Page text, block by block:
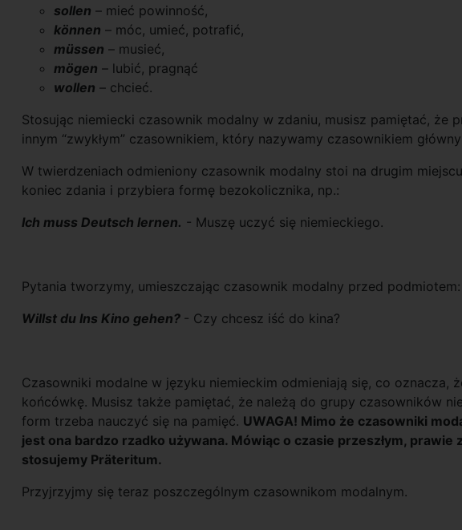
sollen – mieć powinność,
können – móc, umieć, potrafić,
müssen – musieć,
mögen – lubić, pragnąć
wollen – chcieć.
Stosując niemiecki czasownik modalny w zdaniu, musisz pamiętać, że
innym “zwykłym” czasownikiem, który nazywamy czasownikiem
W twierdzeniach odmieniony czasownik modalny stoi na drugim
koniec zdania i przybiera formę bezokolicznika, np.:
Ich muss Deutsch lernen. - Muszę uczyć się niemieckiego.
Pytania tworzymy, umieszczając czasownik modalny przed podmiotem:
Willst du Ins Kino gehen? - Czy chcesz iść do kina?
Czasowniki modalne w języku niemieckim odmieniają się, co oznacza,
końcówkę. Musisz także pamiętać, że należą do grupy czasowników
form trzeba nauczyć się na pamięć. UWAGA! Mimo że czasowniki
jest ona bardzo rzadko używana. Mówiąc o czasie przeszłym,
stosujemy Präteritum.
Przyjrzyjmy się teraz poszczególnym czasownikom modalnym.